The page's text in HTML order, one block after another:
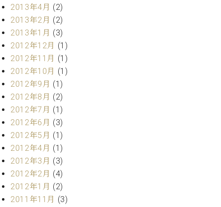
2013年4月 (2)
2013年2月 (2)
2013年1月 (3)
2012年12月 (1)
2012年11月 (1)
2012年10月 (1)
2012年9月 (1)
2012年8月 (2)
2012年7月 (1)
2012年6月 (3)
2012年5月 (1)
2012年4月 (1)
2012年3月 (3)
2012年2月 (4)
2012年1月 (2)
2011年11月 (3)